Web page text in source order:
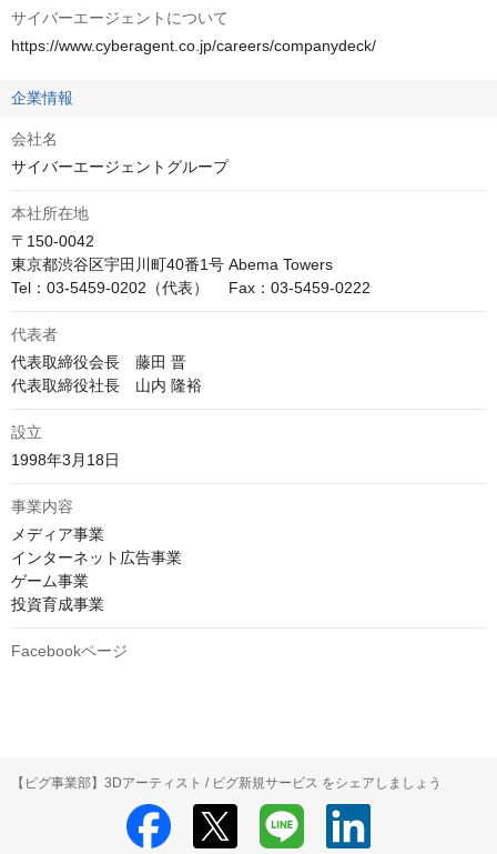
サイバーエージェントについて
https://www.cyberagent.co.jp/careers/companydeck/
企業情報
会社名
サイバーエージェントグループ
本社所在地
〒150-0042
東京都渋谷区宇田川町40番1号 Abema Towers
Tel：03-5459-0202（代表）　 Fax：03-5459-0222
代表者
代表取締役会長　藤田 晋
代表取締役社長　山内 隆裕
設立
1998年3月18日
事業内容
メディア事業
インターネット広告事業
ゲーム事業
投資育成事業
Facebookページ
【ピグ事業部】3Dアーティスト / ピグ新規サービス をシェアしましょう